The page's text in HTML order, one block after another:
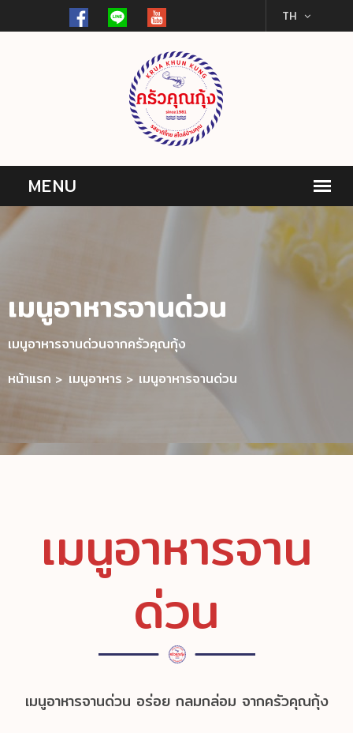
TH
เมนูอาหารจานด่วน
เมนูอาหารจานด่วนจากครัวคุณกุ้ง
หน้าแรก
เมนูอาหาร เมนูอาหารจานด่วน
เมนูอาหารจาน
ด่วน
เมนูอาหารจานด่วน อร่อย กลมกล่อม จากครัวคุณกุ้ง